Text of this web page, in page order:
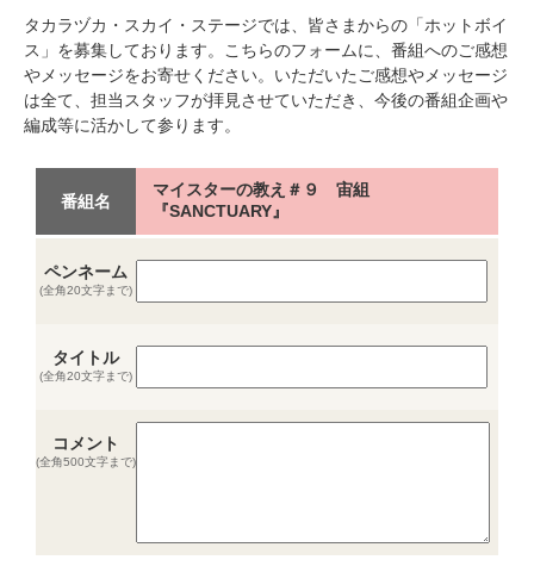
タカラヅカ・スカイ・ステージでは、皆さまからの「ホットボイ
ス」を募集しております。こちらのフォームに、番組へのご感想
やメッセージをお寄せください。いただいたご感想やメッセージ
は全て、担当スタッフが拝見させていただき、今後の番組企画や
編成等に活かして参ります。
番組名
マイスターの教え＃９ 宙組
『SANCTUARY』
ペンネーム
(全角20文字まで)
タイトル
(全角20文字まで)
コメント
(全角500文字まで)